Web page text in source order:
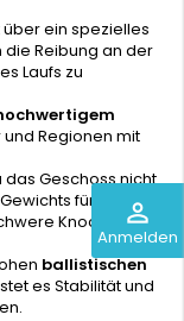
perm_identity
Anmelden
ein spezielles
die Reibung an der
Laufs zu
Regionen mit
das Geschoss nicht
für
Knochen und
ballistischen
es Stabilität und